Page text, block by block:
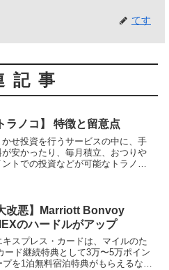
てす
記事
ラノコ】 特徴と留意点
かせ投資を行うサービスの中に、手
が安かったり、毎月積立、おつりや
ントでの投資などが可能なトラノコ
報酬の体系になってい...
改悪】Marriott Bonvoy
のハードルがアップ
スプレス・カードは、マイルのた
ード継続特典として3万〜5万ポイン
を1泊無料宿泊特典がもらえるな